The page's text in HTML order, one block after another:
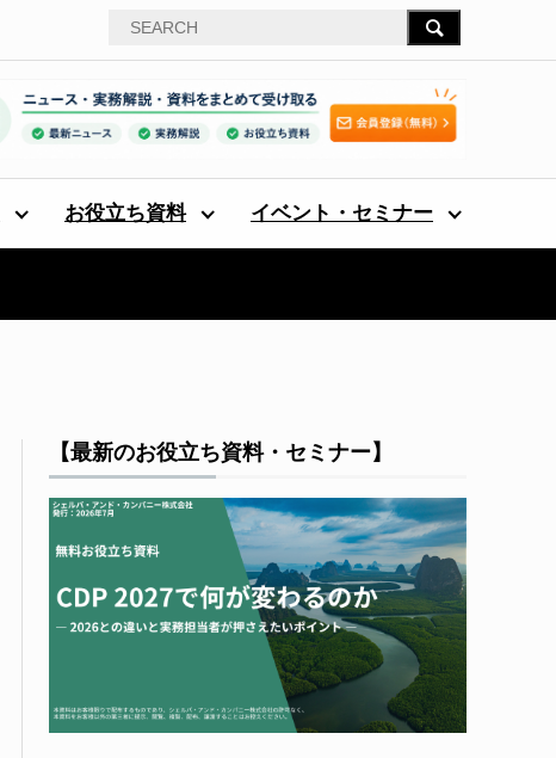
お役立ち資料 イベント・セミナー
【最新のお役立ち資料・セミナー】